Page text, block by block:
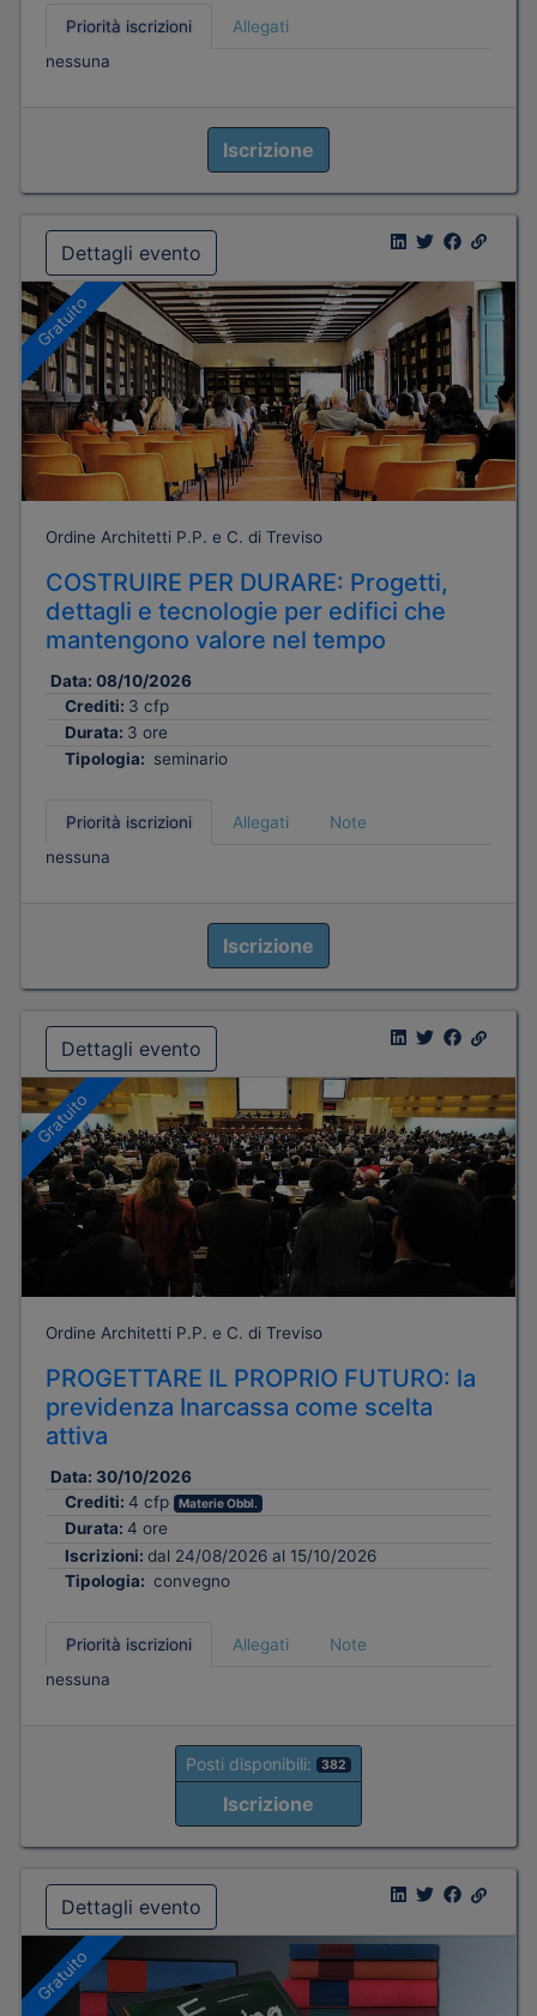
Priorità iscrizioni
Allegati
nessuna
Iscrizione
Dettagli evento
Gratuito
Ordine Architetti P.P. e C. di Treviso
COSTRUIRE PER DURARE: Progetti,
dettagli e tecnologie per edifici che
mantengono valore nel tempo
Data: 08/10/2026
Crediti: 3 cfp
Durata: 3 ore
Tipologia: seminario
Priorità iscrizioni Allegati
Note
nessuna
Iscrizione
Dettagli evento
Gratuito
Ordine Architetti P.P. e C. di Treviso
PROGETTARE IL PROPRIO FUTURO: la
previdenza Inarcassa come scelta
attiva
Data: 30/10/2026
Crediti: 4 cfp Materie Obbl.
Durata: 4 ore
Iscrizioni: dal 24/08/2026 al 15/10/2026
Tipologia: convegno
Priorità iscrizioni Allegati
Note
nessuna
Posti disponibili: 382
Iscrizione
Dettagli evento
Gratuito